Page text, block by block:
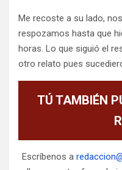
Me recoste a su lado,
respozamos hasta que
horas. Lo que siguió el
otro relato pues
TÚ TAMBIÉN
Escríbenos a